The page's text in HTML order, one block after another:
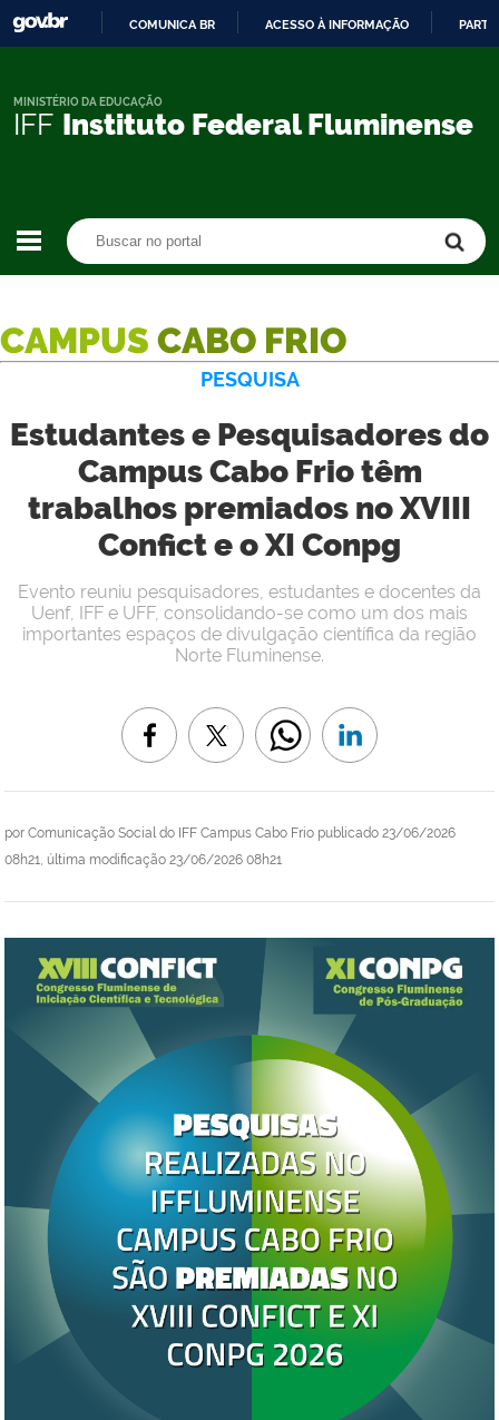
CONTEÚDO
COMUNICA BR ACESSO À INFORMAÇÃO
IFF Instituto Federal Fluminense
MINISTÉRIO DA EDUCAÇÃO
CAMPUS CABO FRIO
PESQUISA
Estudantes e Pesquisadores do
Campus Cabo Frio têm
trabalhos premiados no XVIII
Confict e o XI Conpg
por Comunicação Social do IFF Campus Cabo Frio publicado 23/06/2026
08h21, última modificação 23/06/2026 08h21
Evento reuniu pesquisadores, estudantes e docentes da
Uenf, IFF e UFF, consolidando-se como um dos mais
importantes espaços de divulgação científica da região
Norte Fluminense.